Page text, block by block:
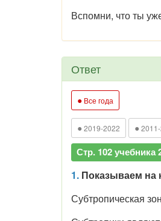
Вспомни, что ты
Ответ
● Все года
● 2019-2022 ●
Стр. 102 учебника
1. Показываем на
Субтропическая